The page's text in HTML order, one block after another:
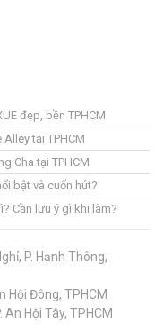
đẹp, bền TPHCM
tại TPHCM
Cha tại TPHCM
bật và cuốn hút?
Cần lưu ý gì khi làm?
P. Hạnh Thông,
Hội Đông, TPHCM
An Hội Tây, TPHCM